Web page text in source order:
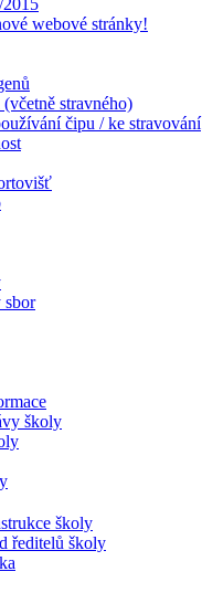
webové stránky!
stravného)
čipu / ke stravování
sbor
školy
školy
ředitelů školy